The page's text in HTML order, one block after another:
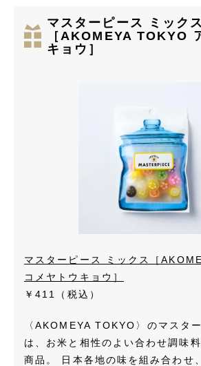
マスターピース ミックス
［AKOMEYA TOKYO
キョウ］
マスターピース ミックス［
コメヤトウキョウ］
￥411（税込）
〈AKOMEYA TOKYO〉のマスタ
は、お米と相性のよい合わせ調味
商品。 日本各地の味を組み合わせ